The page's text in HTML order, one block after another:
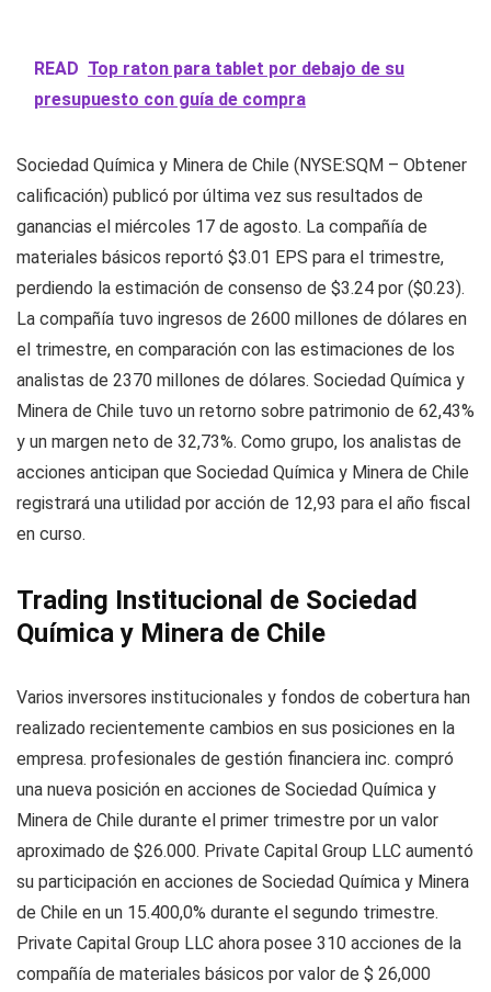
READ Top raton para tablet por debajo de su
presupuesto con guía de compra
Sociedad Química y Minera de Chile (NYSE:SQM – Obtener
calificación) publicó por última vez sus resultados de
ganancias el miércoles 17 de agosto. La compañía de
materiales básicos reportó $3.01 EPS para el trimestre,
perdiendo la estimación de consenso de $3.24 por ($0.23).
La compañía tuvo ingresos de 2600 millones de dólares en
el trimestre, en comparación con las estimaciones de los
analistas de 2370 millones de dólares. Sociedad Química y
Minera de Chile tuvo un retorno sobre patrimonio de 62,43%
y un margen neto de 32,73%. Como grupo, los analistas de
acciones anticipan que Sociedad Química y Minera de Chile
registrará una utilidad por acción de 12,93 para el año fiscal
en curso.
Trading Institucional de Sociedad
Química y Minera de Chile
Varios inversores institucionales y fondos de cobertura han
realizado recientemente cambios en sus posiciones en la
empresa. profesionales de gestión financiera inc. compró
una nueva posición en acciones de Sociedad Química y
Minera de Chile durante el primer trimestre por un valor
aproximado de $26.000. Private Capital Group LLC aumentó
su participación en acciones de Sociedad Química y Minera
de Chile en un 15.400,0% durante el segundo trimestre.
Private Capital Group LLC ahora posee 310 acciones de la
compañía de materiales básicos por valor de $ 26,000